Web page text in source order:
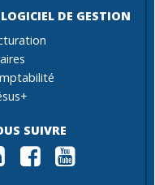
DE GESTION
SUIVRE